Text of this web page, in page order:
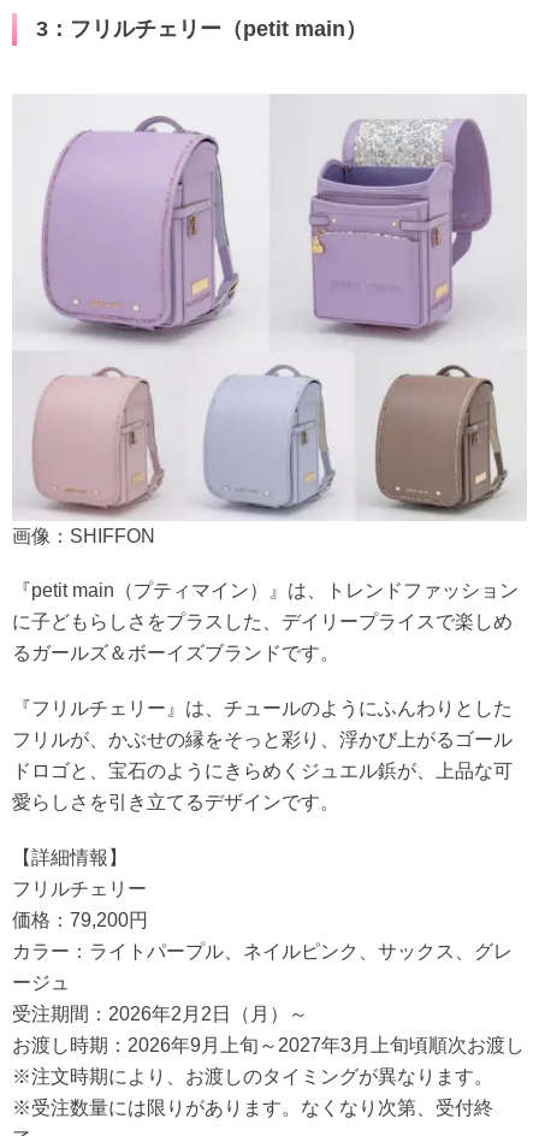
3：フリルチェリー（petit main）
画像：SHIFFON
『petit main（プティマイン）』は、トレンドファッション
に子どもらしさをプラスした、デイリープライスで楽しめ
るガールズ＆ボーイズブランドです。
『フリルチェリー』は、チュールのようにふんわりとした
フリルが、かぶせの縁をそっと彩り、浮かび上がるゴール
ドロゴと、宝石のようにきらめくジュエル鋲が、上品な可
愛らしさを引き立てるデザインです。
【詳細情報】
フリルチェリー
価格：79,200円
カラー：ライトパープル、ネイルピンク、サックス、グレ
ージュ
受注期間：2026年2月2日（月）～
お渡し時期：2026年9月上旬～2027年3月上旬頃順次お渡し
※注文時期により、お渡しのタイミングが異なります。
※受注数量には限りがあります。なくなり次第、受付終